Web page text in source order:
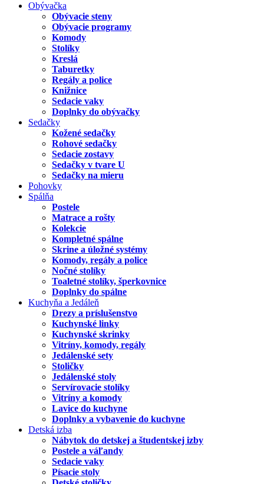
Obývačka
Obývacie steny
Obývacie programy
Komody
Stolíky
Kreslá
Taburetky
Regály a police
Knižnice
Sedacie vaky
Doplnky do obývačky
Sedačky
Kožené sedačky
Rohové sedačky
Sedacie zostavy
Sedačky v tvare U
Sedačky na mieru
Pohovky
Spálňa
Postele
Matrace a rošty
Kolekcie
Kompletné spálne
Skrine a úložné systémy
Komody, regály a police
Nočné stolíky
Toaletné stolíky, šperkovnice
Doplnky do spálne
Kuchyňa a Jedáleň
Drezy a príslušenstvo
Kuchynské linky
Kuchynské skrinky
Vitríny, komody, regály
Jedálenské sety
Stoličky
Jedálenské stoly
Servírovacie stolíky
Vitríny a komody
Lavice do kuchyne
Doplnky a vybavenie do kuchyne
Detská izba
Nábytok do detskej a študentskej izby
Postele a váľandy
Sedacie vaky
Písacie stoly